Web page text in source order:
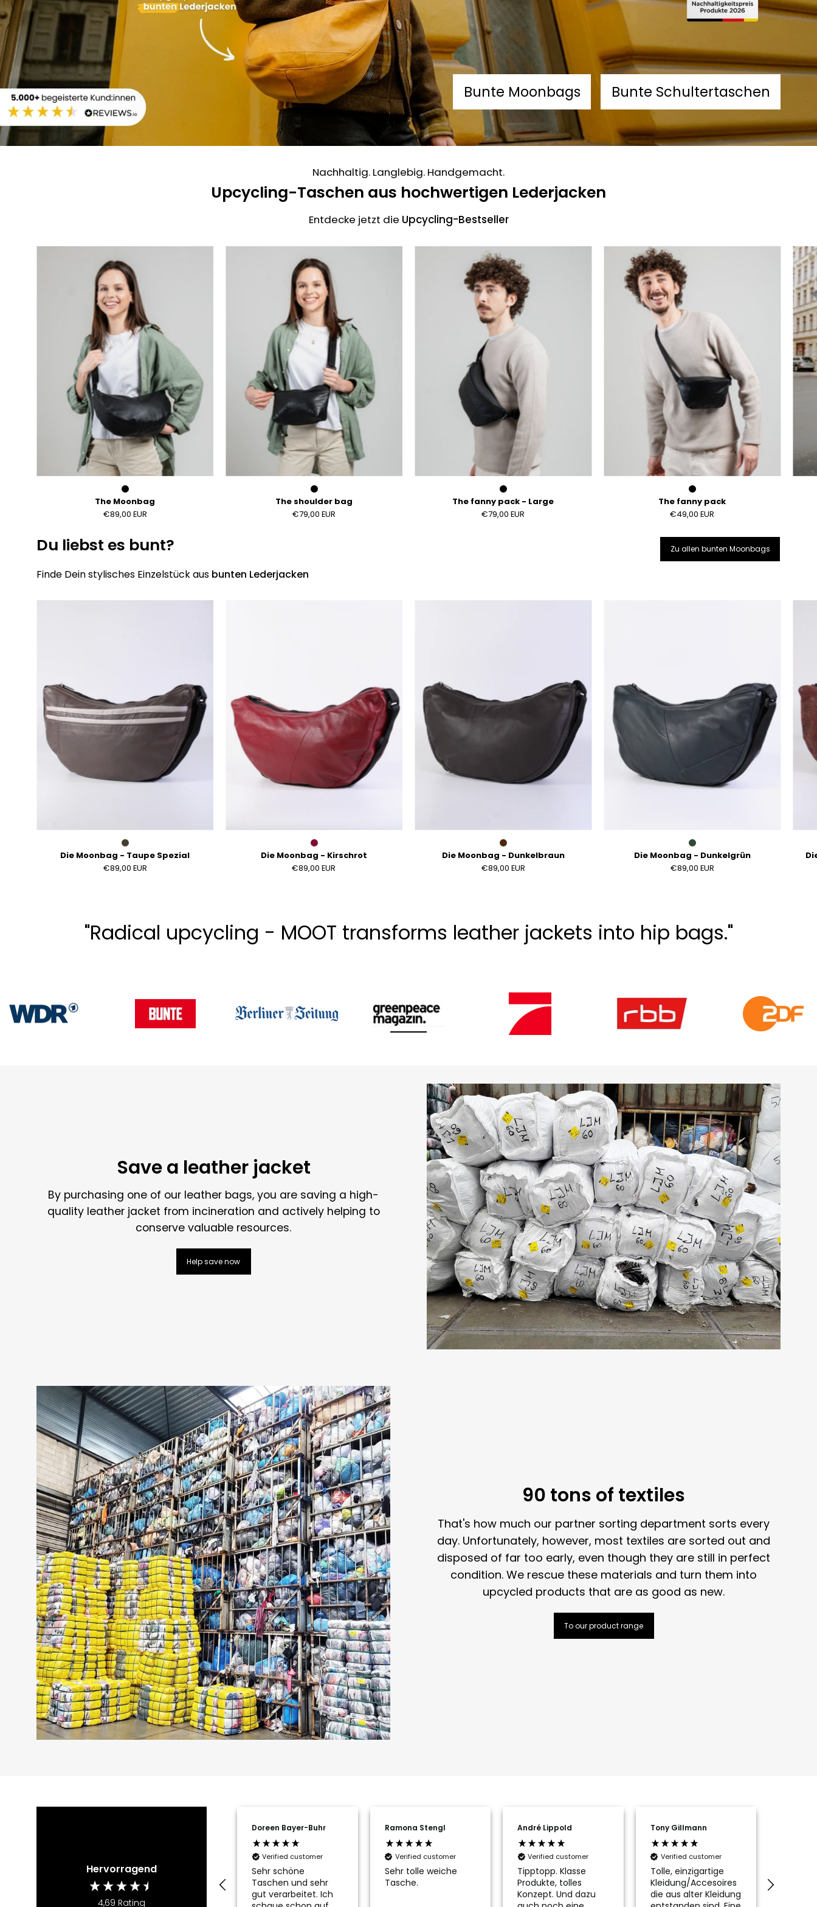
Bunte Moonbags Bunte Schultertaschen
Nachhaltig. Langlebig. Handgemacht.
Upcycling-Taschen aus hochwertigen Lederjacken
Entdecke jetzt die Upcycling-Bestseller
Moonbag
The Moonbag
€89,00 EUR
shoulder
bag
The shoulder bag
€79,00 EUR
fanny
pack
-
Large
The fanny pack - Large
€79,00 EUR
The fanny pack
€49,00 EUR
Du liebst es bunt?
Finde Dein stylisches Einzelstück aus bunten Lederjacken
Zu allen bunten Moonbags
Die Moonbag - Taupe Spezial
€89,00 EUR
Die Moonbag - Kirschrot
€89,00 EUR
Die Moonbag - Dunkelbraun
€89,00 EUR
Die Moonbag - Dunkelgrün
€89,00 EUR
"Radical upcycling - MOOT transforms leather jackets into hip bags."
Save a leather jacket
By purchasing one of our leather bags, you are saving a high-
quality leather jacket from incineration and actively helping to
conserve valuable resources.
Help save now
90 tons of textiles
That's how much our partner sorting department sorts every
day. Unfortunately, however, most textiles are sorted out and
disposed of far too early, even though they are still in perfect
condition. We rescue these materials and turn them into
upcycled products that are as good as new.
To our product range
Hervorragend
4,69 Rating
Doreen Bayer-Buhr
Verified customer
Sehr schöne
Taschen und sehr
gut verarbeitet. Ich
Ramona Stengl
Verified customer
Sehr tolle weiche
Tasche.
André Lippold
Verified customer
Tipptopp. Klasse
Produkte, tolles
Konzept. Und dazu
Tony Gillmann
Verified customer
Tolle, einzigartige
Kleidung/Accesoires
die aus alter Kleidung